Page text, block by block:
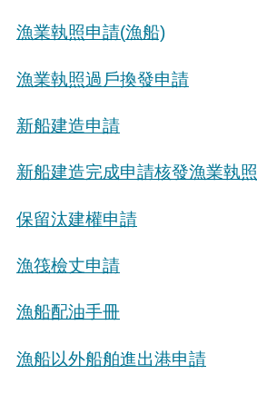
漁業執照申請(漁船)
漁業執照過戶換發申請
新船建造申請
新船建造完成申請核發漁業執照
保留汰建權申請
漁筏檢丈申請
漁船配油手冊
漁船以外船舶進出港申請